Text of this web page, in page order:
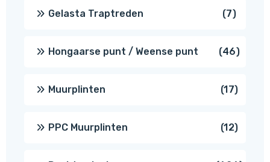
Gelasta Traptreden 77
Hongaarse punt / Weense punt 4646
Muurplinten 1717
PPC Muurplinten 1212